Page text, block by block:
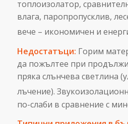
топлоизолатор,
влага, паропропусклив,
вече – икономичен и
Недостатъци: Горим
да пожълтее при
пряка слънчева светлина
лъчение).
по-слаби в сравнение с